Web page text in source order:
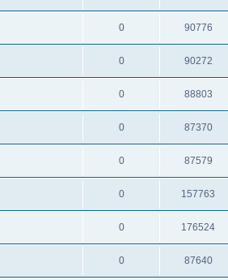
0 90776
0 90272
0 88803
0 87370
0 87579
0 157763
0 176524
0 87640